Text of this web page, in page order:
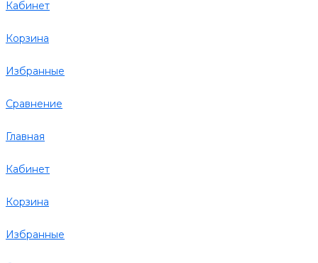
Кабинет
Корзина
Избранные
Сравнение
Главная
Кабинет
Корзина
Избранные